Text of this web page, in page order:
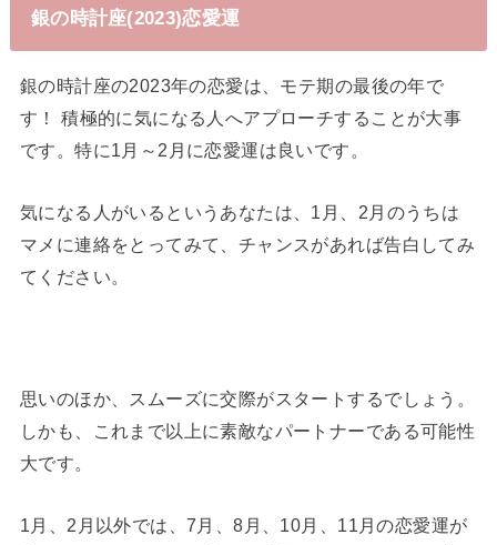
銀の時計座(2023)恋愛運
銀の時計座の2023年の恋愛は、モテ期の最後の年で
す！ 積極的に気になる人へアプローチすることが大事
です。特に1月～2月に恋愛運は良いです。
気になる人がいるというあなたは、1月、2月のうちは
マメに連絡をとってみて、チャンスがあれば告白してみ
てください。
思いのほか、スムーズに交際がスタートするでしょう。
しかも、これまで以上に素敵なパートナーである可能性
大です。
1月、2月以外では、7月、8月、10月、11月の恋愛運が